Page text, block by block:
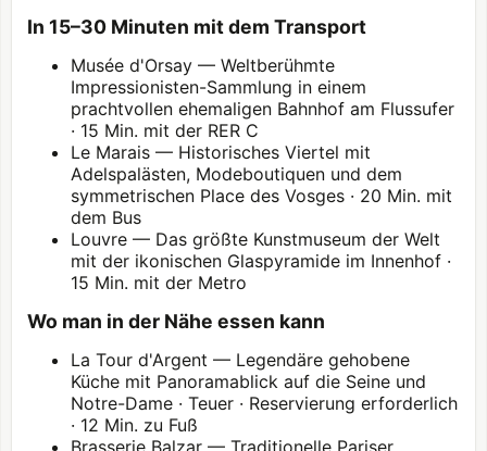
In 15–30 Minuten mit dem Transport
Musée d'Orsay — Weltberühmte
Impressionisten-Sammlung in einem
prachtvollen ehemaligen Bahnhof am Flussufer
· 15 Min. mit der RER C
Le Marais — Historisches Viertel mit
Adelspalästen, Modeboutiquen und dem
symmetrischen Place des Vosges · 20 Min. mit
dem Bus
Louvre — Das größte Kunstmuseum der Welt
mit der ikonischen Glaspyramide im Innenhof ·
15 Min. mit der Metro
Wo man in der Nähe essen kann
La Tour d'Argent — Legendäre gehobene
Küche mit Panoramablick auf die Seine und
Notre-Dame · Teuer · Reservierung erforderlich
· 12 Min. zu Fuß
Brasserie Balzar — Traditionelle Pariser